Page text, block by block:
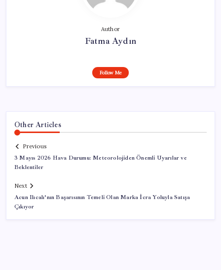
Author
Fatma Aydın
Follow Me
Other Articles
Previous
3 Mayıs 2026 Hava Durumu: Meteorolojiden Önemli Uyarılar ve
Beklentiler
Next
Acun Ilıcalı’nın Başarısının Temeli Olan Marka İcra Yoluyla Satışa
Çıkıyor